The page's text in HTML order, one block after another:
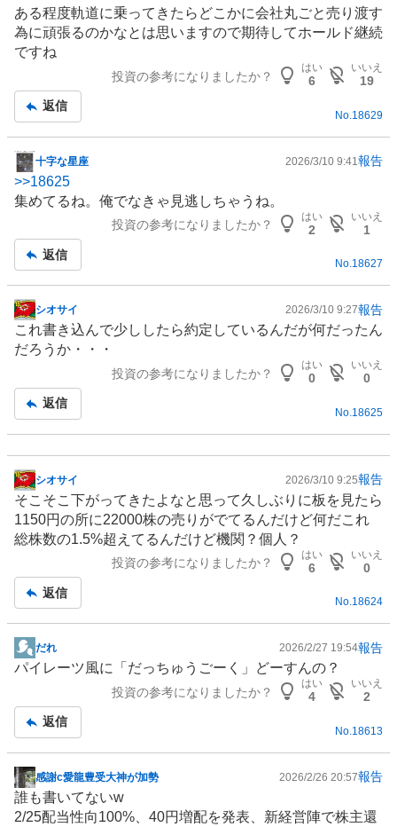
ある程度軌道に乗ってきたらどこかに会社丸ごと売り渡す
為に頑張るのかなとは思いますので期待してホールド継続
ですね
投資の参考になりましたか？
はい
6
いいえ
19
返信
No. 18629
掲
示
板
十字な星座 2026/3/10 9:41 報告
>>18625
集めてるね。俺でなきゃ見逃しちゃうね。
投資の参考になりましたか？
はい
2
いいえ
1
返信
No.18627
掲
示
板
シオサイ 2026/3/10 9:27報告
これ書き込んで少ししたら約定しているんだが何だったん
だろうか・・・
投資の参考になりましたか？
はい
0
いいえ
0
返信
No. 18625
掲
示
板
記
シオサイ 2026/3/10 9:25報告
そこそこ下がってきたよなと思って久しぶりに板を見たら
1150円の所に22000株の売りがでてるんだけど何だこれ
総株数の1.5%超えてるんだけど機関？個人？
投資の参考になりましたか？
はい
6
いいえ
0
返信
No.18624
掲
示
事
だれ 2026/2/27 19:54報告
パイレーツ風に「だっちゅうごーく」どーすんの？
投資の参考になりましたか？
はい
4
いいえ
2
返信
No. 18613
掲
示
感謝c愛龍豊受大神が加勢 2026/2/26 20:57報告
誰も書いてないw
2/25配当性向100%、40円増配を発表、新経営陣で株主還